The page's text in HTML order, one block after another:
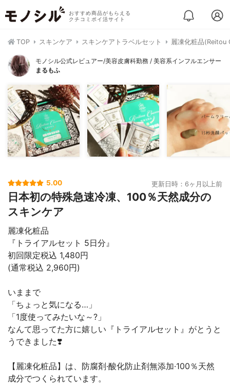
おすすめ商品がもらえる
クチコミポイ活サイト
TOP スキンケア スキンケアトラベルセット 麗凍化粧品(Reitou
モノシル公式レビュアー/美容皮膚科勤務 / 美容系インフルエンサー
まるもふ
5.00 更新日時：6ヶ月以上前
日本初の特殊急速冷凍、100％天然成分の
スキンケア
麗凍化粧品
『トライアルセット 5日分』
初回限定税込 1,480円
(通常税込 2,960円)
いままで
「ちょっと気になる…」
「1度使ってみたいな～?」
なんて思ってた方に嬉しい『トライアルセット』がとうと
うできました❣️
【麗凍化粧品】は、防腐剤·酸化防止剤無添加·100％天然
成分でつくられています。